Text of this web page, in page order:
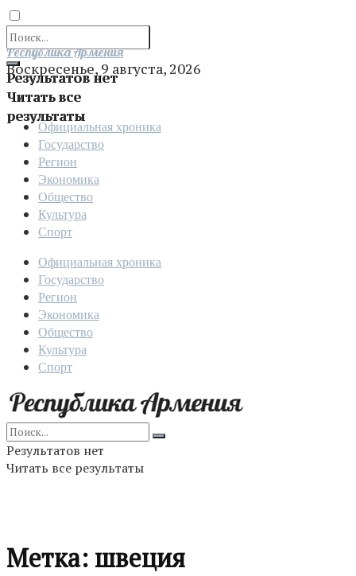
Результатов нет
Читать все
результаты
Отправить
Республика Армения
Воскресенье, 9 августа, 2026
Официальная хроника
Государство
Регион
Экономика
Общество
Культура
Спорт
Официальная хроника
Государство
Регион
Экономика
Общество
Культура
Спорт
Результатов нет
Читать все результаты
Метка: швеция